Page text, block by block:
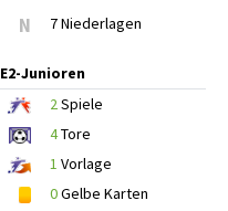
N 7 Niederlagen
E2-Junioren
2Spiele
4Tore
1 Vorlage
0Gelbe Karten